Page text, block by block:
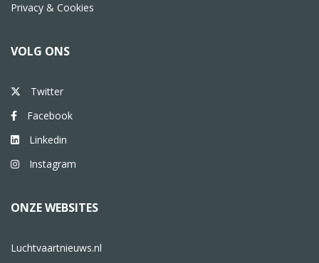
Privacy & Cookies
VOLG ONS
Twitter
Facebook
Linkedin
Instagram
ONZE WEBSITES
Luchtvaartnieuws.nl